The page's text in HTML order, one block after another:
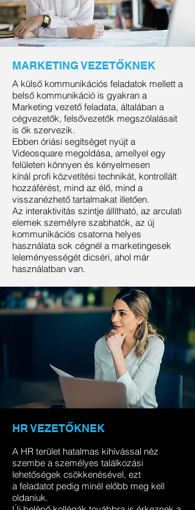
MARKETING VEZETŐKNEK
A külső kommunikációs feladatok mellett a
belső kommunikáció is gyakran a
Marketing vezető feladata, általában a
cégvezetők, felsővezetők megszólalásait
is ők szervezik.
Ebben óriási segítséget nyújt a
Videosquare megoldása, amellyel egy
felületen könnyen és kényelmesen
kínál profi közvetítési technikát, kontrollált
hozzáférést, mind az élő, mind a
visszanézhető tartalmakat illetően.
Az interaktivitás szintje állítható, az arculati
elemek személyre szabhatók, az új
kommunikációs csatorna helyes
használata sok cégnél a marketingesek
leleményességét dicséri, ahol már
használatban van.
HR VEZETŐKNEK
A HR terület hatalmas kihívással néz
szembe a személyes találkozási
lehetőségek csökkenésével, ezt
a feladatot pedig minél előbb meg kell
oldaniuk.